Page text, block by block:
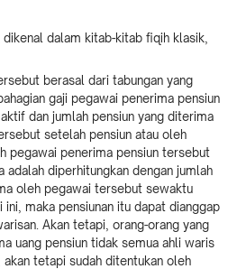
dikenal dalam kitab-kitab fiqih klasik,
berasal dari tabungan yang
gaji pegawai penerima pensiun
dan jumlah pensiun yang diterima
setelah pensiun atau oleh
pegawai penerima pensiun tersebut
adalah diperhitungkan dengan jumlah
oleh pegawai tersebut sewaktu
ini, maka pensiunan itu dapat dianggap
Akan tetapi, orang-orang yang
uang pensiun tidak semua ahli waris
akan tetapi sudah ditentukan oleh